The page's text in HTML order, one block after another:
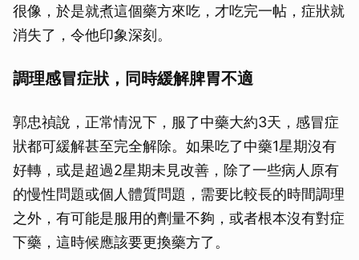
很像，於是就煮這個藥方來吃，才吃完一帖，症狀就
消失了，令他印象深刻。
調理感冒症狀，同時緩解脾胃不適
郭忠禎說，正常情況下，服了中藥大約3天，感冒症
狀都可緩解甚至完全解除。如果吃了中藥1星期沒有
好轉，或是超過2星期未見改善，除了一些病人原有
的慢性問題或個人體質問題，需要比較長的時間調理
之外，有可能是服用的劑量不夠，或者根本沒有對症
下藥，這時候應該要更換藥方了。